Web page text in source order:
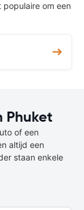
om een
Phuket
of een
altijd een
staan enkele